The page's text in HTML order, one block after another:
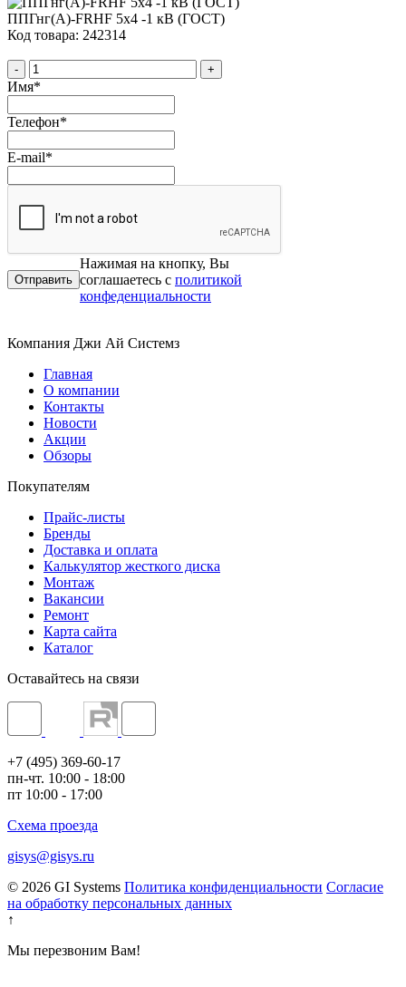
ППГнг(А)-FRHF 5х4 -1 кВ (ГОСТ)
Код товара: 242314
- +
Имя*
Телефон*
E-mail*
Нажимая на кнопку, Вы
соглашаетесь с политикой
конфеденциальности
Компания Джи Ай Системз
Главная
О компании
Контакты
Новости
Акции
Обзоры
Покупателям
Прайс-листы
Бренды
Доставка и оплата
Калькулятор жесткого диска
Монтаж
Вакансии
Ремонт
Карта сайта
Каталог
Оставайтесь на связи
+7 (495) 369-60-17
пн-чт. 10:00 - 18:00
пт 10:00 - 17:00
Схема проезда
gisys@gisys.ru
© 2026 GI Systems Политика конфиденциальности Согласие
на обработку персональных данных
↑
Мы перезвоним Вам!